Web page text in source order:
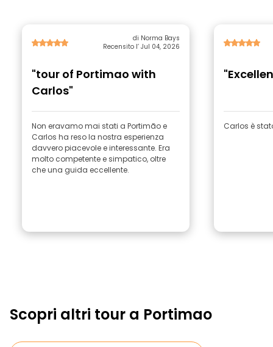
di Norma Bays
Recensito l’ Jul 04, 2026
"tour of Portimao with
Carlos"
Non eravamo mai stati a Portimão e
Carlos ha reso la nostra esperienza
davvero piacevole e interessante. Era
molto competente e simpatico, oltre
che una guida eccellente.
Carlos è
Scopri altri tour a Portimao